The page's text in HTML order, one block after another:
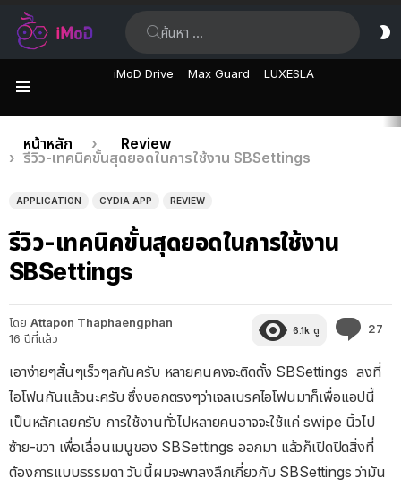
iMoD Drive Max Guard LUXESLA
เรื่อง
ล่าสุด
คุณอยู่ที่นี่:
หน้าหลัก
Review
รีวิว-เทคนิคขั้นสุดยอดในการใช้งาน SBSettings
APPLICATION CYDIA APP REVIEW
รีวิว-เทคนิคขั้นสุดยอดในการใช้งาน
SBSettings
โดย Attapon Thaphaengphan
16 ปีที่แล้ว
6.1k ดู 27
เอาง่ายๆสั้นๆเร็วๆลกันครับ หลายคนคงจะติดตั้ง SBSettings ลงที่
ไอโฟนกันแล้วนะครับ ซึ่งบอกตรงๆว่าเจลเบรคไอโฟนมาก็เพื่อแอปนี้
เป็นหลักเลยครับ การใช้งานทั่วไปหลายคนอาจจะใช้แค่ swipe นิ้วไป
ซ้าย-ขวา เพื่อเลื่อนเมนูของ SBSettings ออกมา แล้วก็เปิดปิดสิ่งที่
ต้องการแบบธรรมดา วันนี้ผมจะพาลงลึกเกี่ยวกับ SBSettings ว่ามัน